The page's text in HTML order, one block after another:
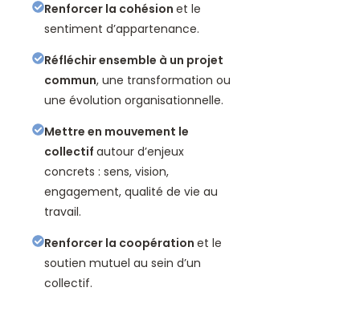
Renforcer la cohésion et le
sentiment d’appartenance.
Réfléchir ensemble à un projet
commun, une transformation ou
une évolution organisationnelle.
Mettre en mouvement le
collectif autour d’enjeux
concrets : sens, vision,
engagement, qualité de vie au
travail.
Renforcer la coopération et le
soutien mutuel au sein d’un
collectif.